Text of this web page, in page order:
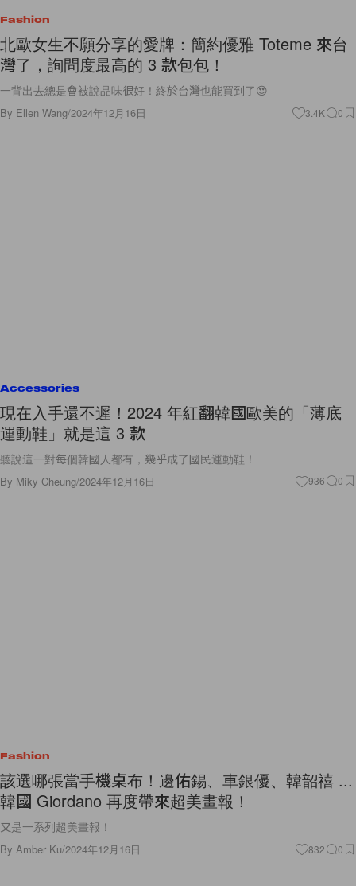
Fashion
北歐女生不願分享的愛牌：簡約優雅 Toteme 來台
灣了，詢問度最高的 3 款包包！
一背出去總是會被說品味很好！終於台灣也能買到了😍
By Ellen Wang/2024年12月16日 3.4K 0
Accessories
現在入手還不遲！2024 年紅翻韓國歐美的「薄底
運動鞋」就是這 3 款
聽說這一對每個韓國人都有，幾乎成了國民運動鞋！
By Miky Cheung/2024年12月16日 936 0
Fashion
該選哪張當手機桌布！邊佑錫、車銀優、韓韶禧 ...
韓國 Giordano 再度帶來超美畫報！
又是一系列超美畫報！
By Amber Ku/2024年12月16日 832 0